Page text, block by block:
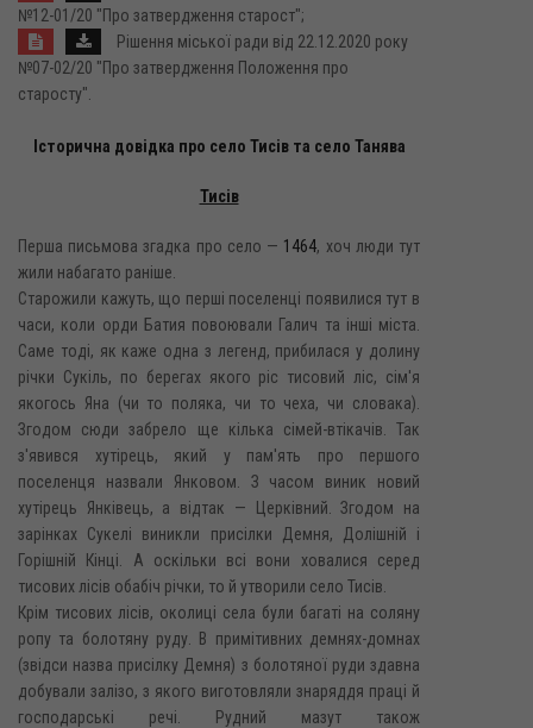
№12-01/20 "Про затвердження старост";
Рішення міської ради від 22.12.2020 року
№07-02/20 "Про затвердження Положення про
старосту".
Історична довідка про село Тисів та село Танява
Тисів
Перша письмова згадка про село — 1464, хоч люди тут
жили набагато раніше.
Старожили кажуть, що перші поселенці появилися тут в
часи, коли орди Батия повоювали Галич та інші міста.
Саме тоді, як каже одна з легенд, прибилася у долину
річки Сукіль, по берегах якого ріс тисовий ліс, сім'я
якогось Яна (чи то поляка, чи то чеха, чи словака).
Згодом сюди забрело ще кілька сімей-втікачів. Так
з'явився хутірець, який у пам'ять про першого
поселенця назвали Янковом. З часом виник новий
хутірець Янківець, а відтак — Церківний. Згодом на
зарінках Сукелі виникли присілки Демня, Долішній і
Горішній Кінці. А оскільки всі вони ховалися серед
тисових лісів обабіч річки, то й утворили село Тисів.
Крім тисових лісів, околиці села були багаті на соляну
ропу та болотяну руду. В примітивних демнях-домнах
(звідси назва присілку Демня) з болотяної руди здавна
добували залізо, з якого виготовляли знаряддя праці й
господарські речі. Рудний мазут також